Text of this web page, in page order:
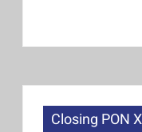
Closing PON